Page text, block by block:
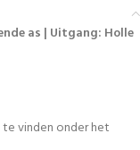
as | Uitgang: Holle
vinden onder het